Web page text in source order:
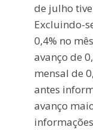
de julho
Excluindo-
0,4% no
avanço de
mensal de
antes
avanço